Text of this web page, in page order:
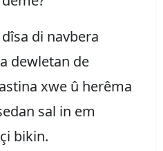
di navbera
dewletan de
xwe û herêma
sal in em
bikin.